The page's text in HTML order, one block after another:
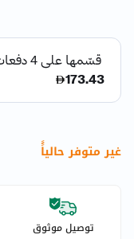
غير متوفر حالياًً
توصيل موثوق